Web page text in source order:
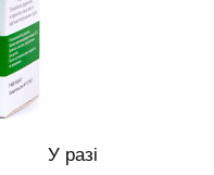
У разі